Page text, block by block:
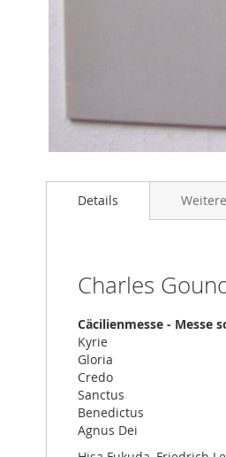
Anfang
Details
Charles
Cäcilienmesse - Messe
Kyrie
Gloria
Credo
Sanctus
Benedictus
Agnus Dei